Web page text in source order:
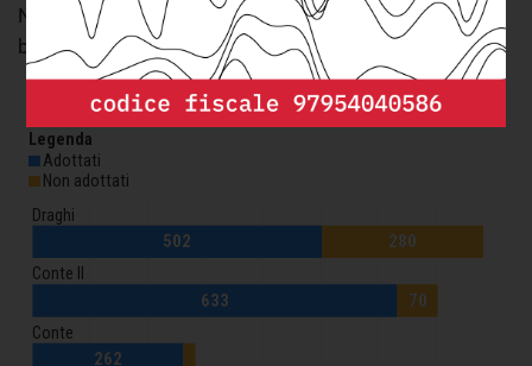
Numero di decreti attuativi pubblicati e mancanti in
base ai governi della XVIII e XIX legislatura